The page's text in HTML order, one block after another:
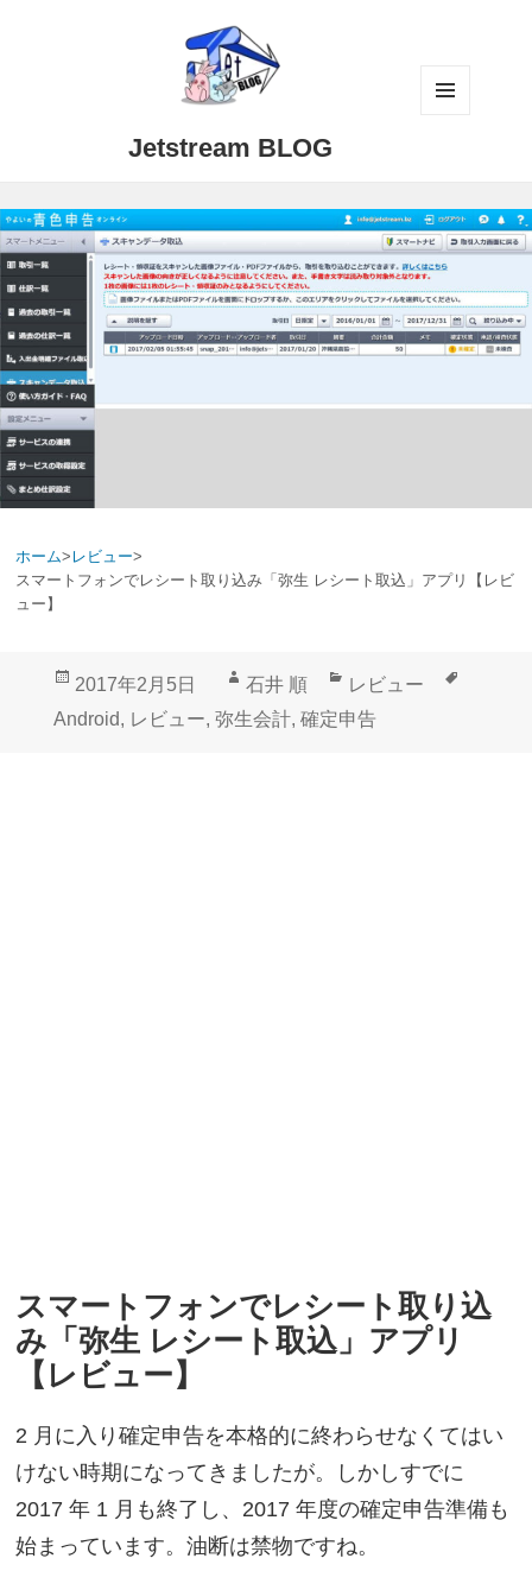
Jetstream BLOG
ホーム> レビュー>
スマートフォンでレシート取り込み「弥生 レシート取込」アプリ【レビ
ュー】
投
稿
2017年2月5日
作
成
石井 順
カ
テ
レビュー
Android, レビュー, 弥生会計, 確定申告
スマートフォンでレシート取り込
み「弥生 レシート取込」アプリ
【レビュー】
2 月に入り確定申告を本格的に終わらせなくてはい
けない時期になってきましたが。しかしすでに
2017 年 1 月も終了し、2017 年度の確定申告準備も
始まっています。油断は禁物ですね。